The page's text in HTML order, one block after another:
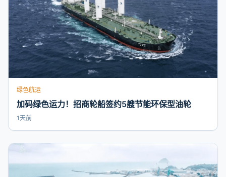
绿色航运
加码绿色运力！招商轮船签约5艘节能环保型油轮
1天前